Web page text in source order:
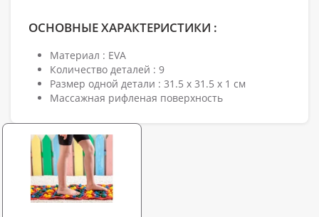
ОСНОВНЫЕ ХАРАКТЕРИСТИКИ :
Материал : EVA
Количество деталей : 9
Размер одной детали : 31.5 х 31.5 х 1 см
Массажная рифленая поверхность